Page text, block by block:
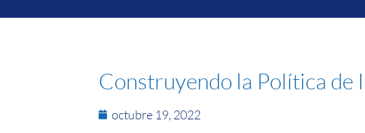
Construyendo la Política
octubre 19, 2022